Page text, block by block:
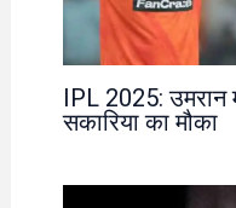
IPL 2025:
सकारिया का मौका